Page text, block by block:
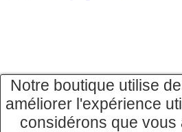
Notre boutique utilise
améliorer l'expérience
considérons que vous